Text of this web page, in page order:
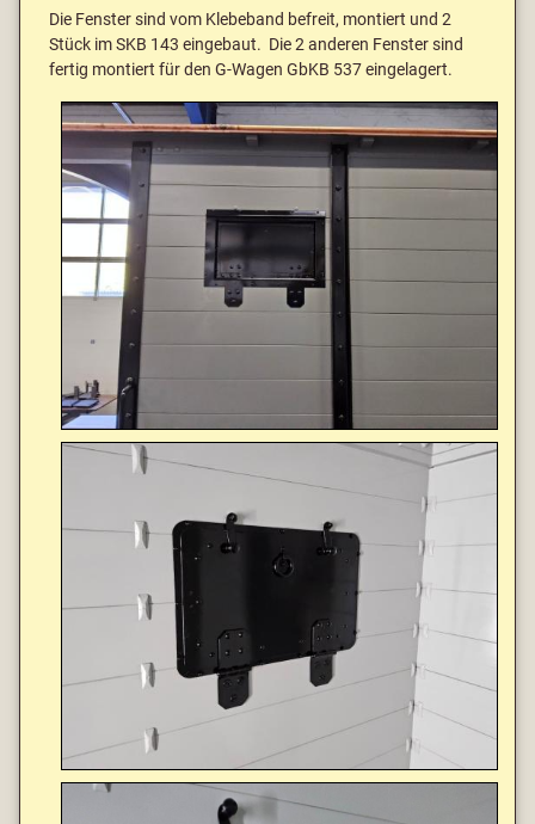
Die Fenster sind vom Klebeband befreit, montiert und 2
Stück im SKB 143 eingebaut. Die 2 anderen Fenster sind
fertig montiert für den G-Wagen GbKB 537 eingelagert.